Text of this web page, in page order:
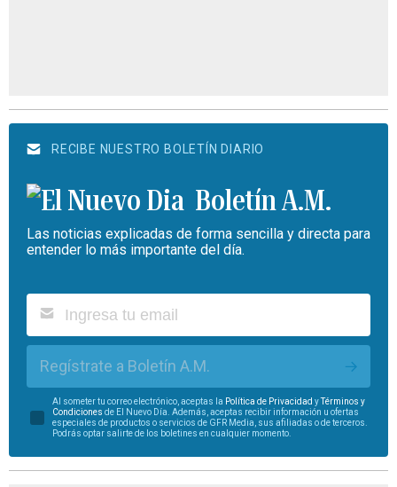
RECIBE NUESTRO BOLETÍN DIARIO
Boletín A.M.
Las noticias explicadas de forma sencilla y directa para
entender lo más importante del día.
Regístrate a Boletín A.M.
Al someter tu correo electrónico, aceptas la Política de Privacidad yTérminos y
Condiciones de El Nuevo Día. Además, aceptas recibir información u ofertas
especiales de productos o servicios de GFR Media, sus afiliadas o de terceros.
Podrás optar salirte de los boletines en cualquier momento.